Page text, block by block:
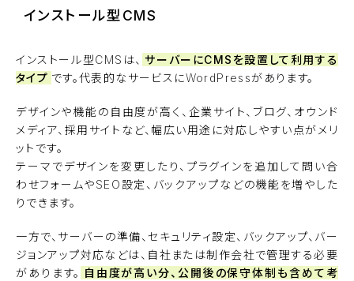
インストール型CMS
インストール型CMSは、 サーバーにCMSを設置して利用する
タイプ です。代表的なサービスにWordPressがあります。
デザインや機能の自由度が高く、企業サイト、ブログ、オウンド
メディア、採用サイトなど、幅広い用途に対応しやすい点がメリ
ットです。
テーマでデザインを変更したり、プラグインを追加して問い合
わせフォームやSEO設定、バックアップなどの機能を増やした
りできます。
一方で、サーバーの準備、セキュリティ設定、バックアップ、バー
ジョンアップ対応などは、自社または制作会社で管理する必要
があります。 自由度が高い分、公開後の保守体制も含めて考